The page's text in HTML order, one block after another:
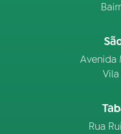
Avenida
Rua